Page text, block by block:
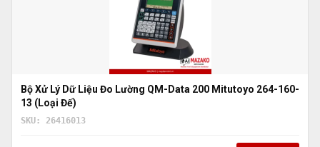
Bộ Xử Lý Dữ Liệu Đo Lường QM-Data 200 Mitutoyo 264-160-
13 (Loại Đế)
SKU: 26416013